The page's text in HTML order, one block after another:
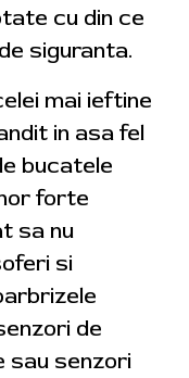
cu din ce
siguranta.
mai ieftine
in asa fel
bucatele
forte
sa nu
si
de
sau senzori